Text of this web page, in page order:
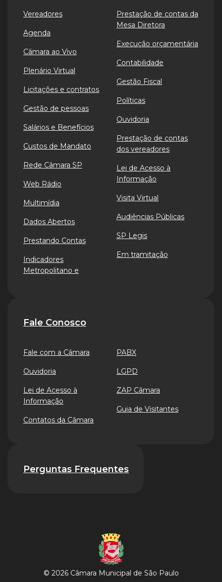
Vereadores
Agenda
Câmara ao Vivo
Plenário Virtual
Licitações e contratos
Gestão de pessoas
Salários e Benefícios
Custos de Mandato
Rede Câmara SP
Web Rádio
Multimídia
Dados Abertos
Prestando Contas
Indicadores
Metropolitano e
Prestação de contas da
Mesa Diretora
Execução orçamentária
Contabilidade
Gestão Fiscal
Políticas
Ouvidoria
Prestação de contas
dos vereadores
Lei de Acesso à
Informação
Visita Virtual
Audiências Públicas
SP Legis
Em tramitação
Fale Conosco
Fale com a Câmara
Ouvidoria
Lei de Acesso à
Informação
Contatos da Câmara
PABX
LGPD
ZAP Câmara
Guia de Visitantes
Perguntas Frequentes
© 2026 Câmara Municipal de São Paulo